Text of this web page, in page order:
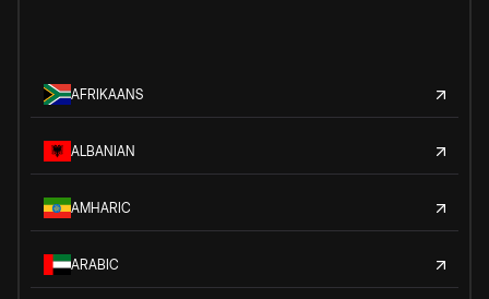
AFRIKAANS
ALBANIAN
AMHARIC
ARABIC